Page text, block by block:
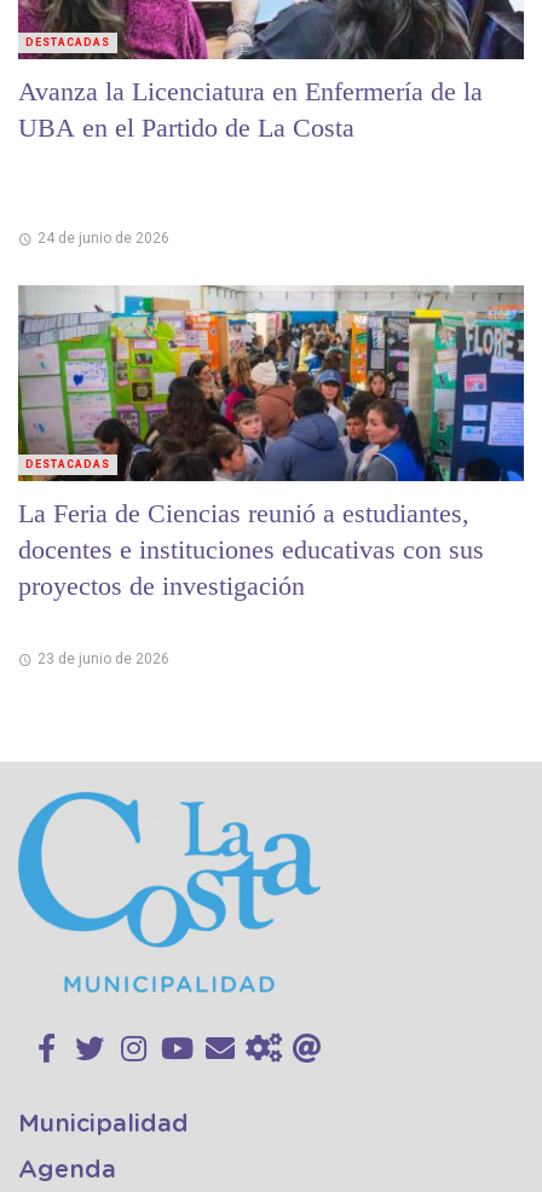
Avanza la Licenciatura en Enfermería de la
UBA en el Partido de La Costa
24 de junio de 2026
DESTACADAS
La Feria de Ciencias reunió a estudiantes,
docentes e instituciones educativas con sus
proyectos de investigación
23 de junio de 2026
DESTACADAS
Municipalidad
Agenda